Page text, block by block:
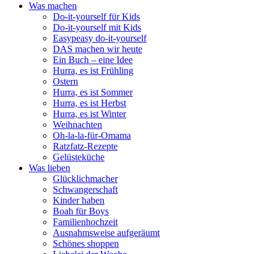
Was machen
Do-it-yourself für Kids
Do-it-yourself mit Kids
Easypeasy do-it-yourself
DAS machen wir heute
Ein Buch – eine Idee
Hurra, es ist Frühling
Ostern
Hurra, es ist Sommer
Hurra, es ist Herbst
Hurra, es ist Winter
Weihnachten
Oh-la-la-für-Omama
Ratzfatz-Rezepte
Gelüsteküche
Was lieben
Glücklichmacher
Schwangerschaft
Kinder haben
Boah für Boys
Familienhochzeit
Ausnahmsweise aufgeräumt
Schönes shoppen